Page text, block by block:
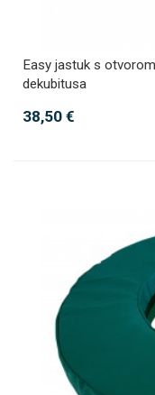
Easy jastuk s
dekubitusa
38,50 €